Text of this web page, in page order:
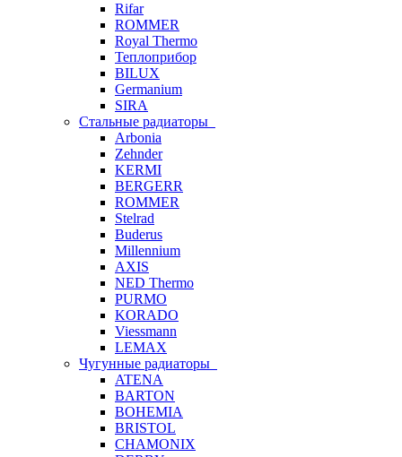
Rifar
ROMMER
Royal Thermo
Теплоприбор
BILUX
Germanium
SIRA
Стальные радиаторы
Arbonia
Zehnder
KERMI
BERGERR
ROMMER
Stelrad
Buderus
Millennium
AXIS
NED Thermo
PURMO
KORADO
Viessmann
LEMAX
Чугунные радиаторы
ATENA
BARTON
BOHEMIA
BRISTOL
CHAMONIX